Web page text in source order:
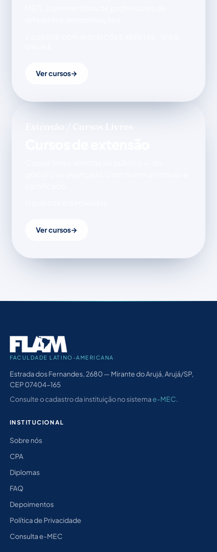
Ver cursos→
Ver cursos→
FACULDADE LATINO-AMERICANA
Estrada dos Fernandes, 2680 — Mirante do Arujá, Arujá/SP,
CEP 07404-165
Consulte o cadastro da instituição no sistemae-MEC
INSTITUCIONAL
Sobre nós
CPA
Diplomas
FAQ
Depoimentos
Política de Privacidade
Consulta e-MEC